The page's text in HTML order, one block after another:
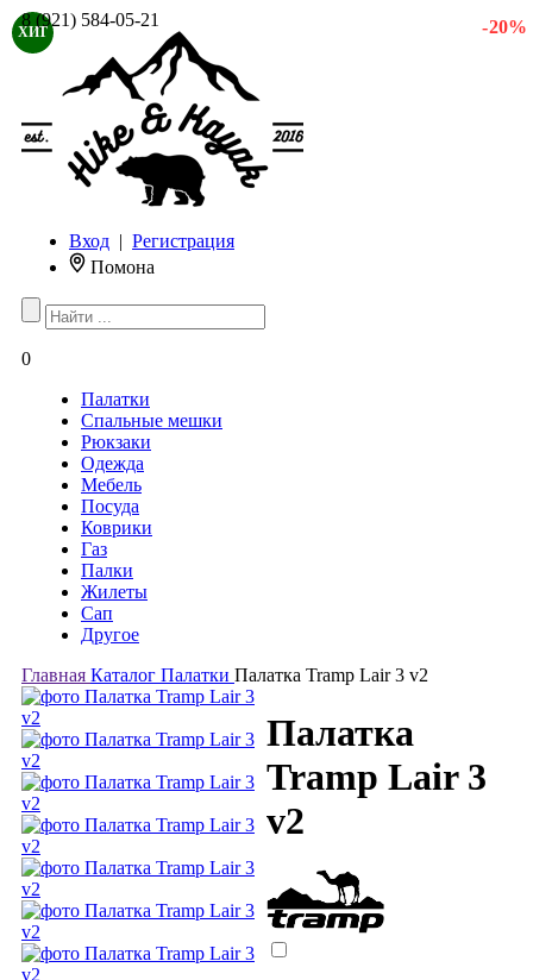
8 (921) 584-05-21
Вход | Регистрация
Помона
0
Палатки
Спальные мешки
Рюкзаки
Одежда
Мебель
Посуда
Коврики
Газ
Палки
Жилеты
Сап
Другое
Главная Каталог Палатки Палатка Tramp Lair 3 v2
ХИТ - 20 %
Палатка
Tramp Lair 3
v2